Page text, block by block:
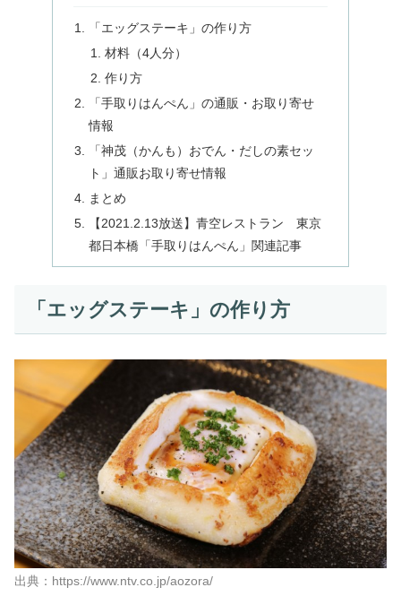
「エッグステーキ」の作り方
材料（4人分）
作り方
「手取りはんぺん」の通販・お取り寄せ
情報
「神茂（かんも）おでん・だしの素セッ
ト」通販お取り寄せ情報
まとめ
【2021.2.13放送】青空レストラン 東京
都日本橋「手取りはんぺん」関連記事
「エッグステーキ」の作り方
出典：https://www.ntv.co.jp/aozora/